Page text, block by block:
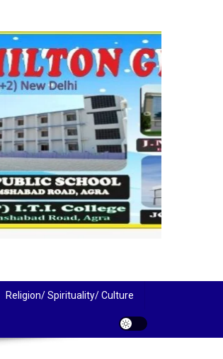
Religion/ Spirituality/ Culture